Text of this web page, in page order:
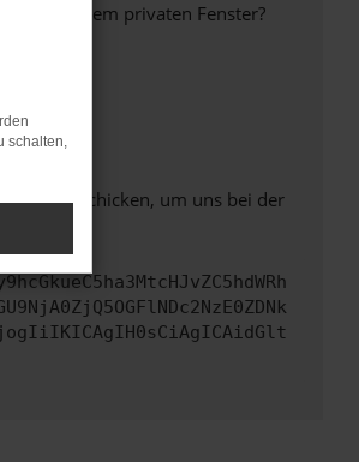
in einem privaten Fenster?
Text schicken, um uns bei der
schalten,